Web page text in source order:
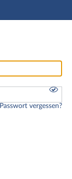
Passwort vergessen?